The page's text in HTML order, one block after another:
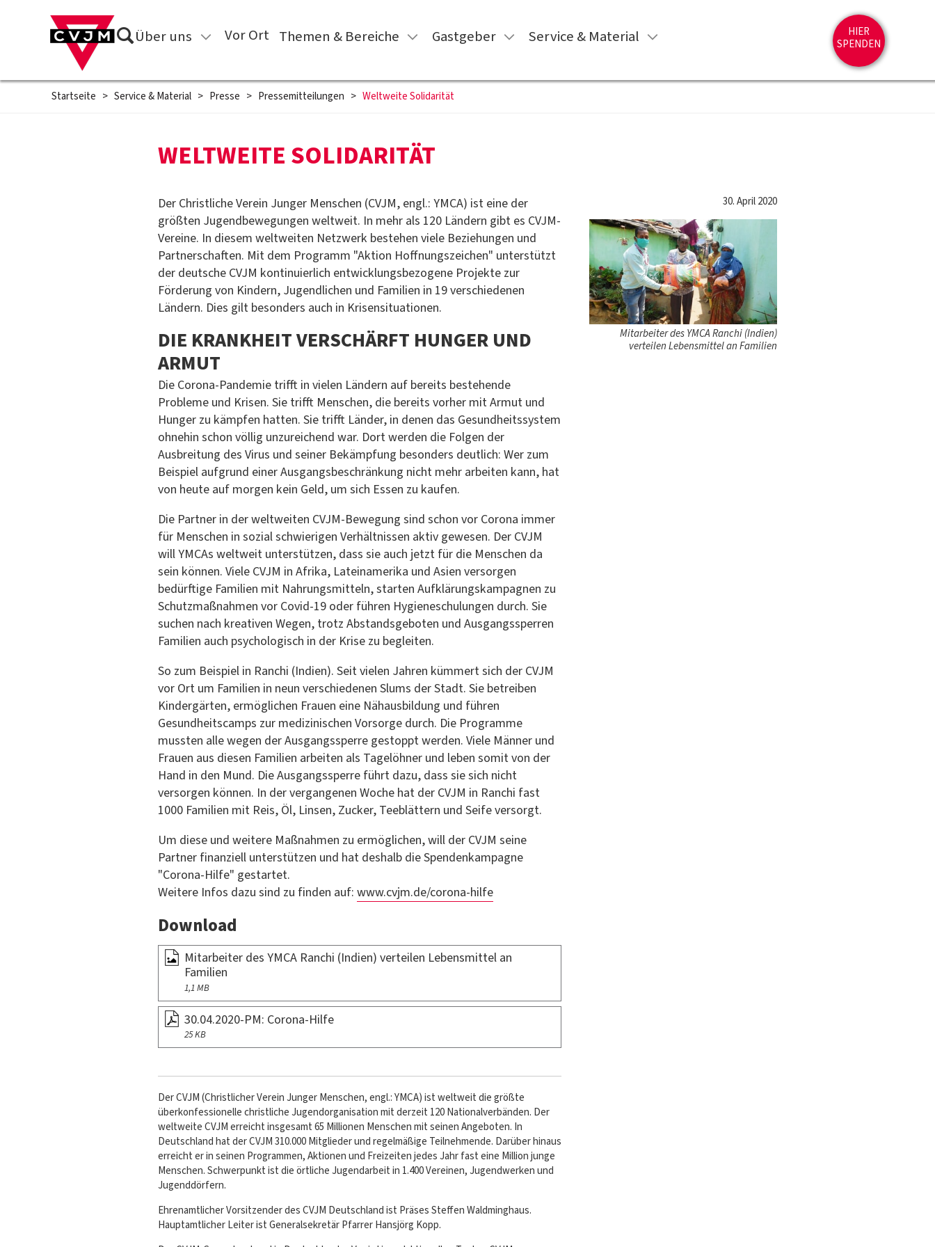
Direkt zum Inhalt springen
Suche
Über uns Vor Ort Themen & Bereiche Gastgeber Service & Material
HIER
SPENDEN
Startseite > Service & Material > Presse > Pressemitteilungen > Weltweite Solidarität
WELTWEITE SOLIDARITÄT
Der Christliche Verein Junger Menschen (CVJM, engl.: YMCA) ist eine der
größten Jugendbewegungen weltweit. In mehr als 120 Ländern gibt es CVJM-
Vereine. In diesem weltweiten Netzwerk bestehen viele Beziehungen und
Partnerschaften. Mit dem Programm "Aktion Hoffnungszeichen" unterstützt
der deutsche CVJM kontinuierlich entwicklungsbezogene Projekte zur
Förderung von Kindern, Jugendlichen und Familien in 19 verschiedenen
Ländern. Dies gilt besonders auch in Krisensituationen.
DIE KRANKHEIT VERSCHÄRFT HUNGER UND
ARMUT
Die Corona-Pandemie trifft in vielen Ländern auf bereits bestehende
Probleme und Krisen. Sie trifft Menschen, die bereits vorher mit Armut und
Hunger zu kämpfen hatten. Sie trifft Länder, in denen das Gesundheitssystem
ohnehin schon völlig unzureichend war. Dort werden die Folgen der
Ausbreitung des Virus und seiner Bekämpfung besonders deutlich: Wer zum
Beispiel aufgrund einer Ausgangsbeschränkung nicht mehr arbeiten kann, hat
von heute auf morgen kein Geld, um sich Essen zu kaufen.
Die Partner in der weltweiten CVJM-Bewegung sind schon vor Corona immer
für Menschen in sozial schwierigen Verhältnissen aktiv gewesen. Der CVJM
will YMCAs weltweit unterstützen, dass sie auch jetzt für die Menschen da
sein können. Viele CVJM in Afrika, Lateinamerika und Asien versorgen
bedürftige Familien mit Nahrungsmitteln, starten Aufklärungskampagnen zu
Schutzmaßnahmen vor Covid-19 oder führen Hygieneschulungen durch. Sie
suchen nach kreativen Wegen, trotz Abstandsgeboten und Ausgangssperren
Familien auch psychologisch in der Krise zu begleiten.
So zum Beispiel in Ranchi (Indien). Seit vielen Jahren kümmert sich der CVJM
vor Ort um Familien in neun verschiedenen Slums der Stadt. Sie betreiben
Kindergärten, ermöglichen Frauen eine Nähausbildung und führen
Gesundheitscamps zur medizinischen Vorsorge durch. Die Programme
mussten alle wegen der Ausgangssperre gestoppt werden. Viele Männer und
Frauen aus diesen Familien arbeiten als Tagelöhner und leben somit von der
Hand in den Mund. Die Ausgangssperre führt dazu, dass sie sich nicht
versorgen können. In der vergangenen Woche hat der CVJM in Ranchi fast
1000 Familien mit Reis, Öl, Linsen, Zucker, Teeblättern und Seife versorgt.
Um diese und weitere Maßnahmen zu ermöglichen, will der CVJM seine
Partner finanziell unterstützen und hat deshalb die Spendenkampagne
"Corona-Hilfe" gestartet.
Weitere Infos dazu sind zu finden auf: www.cvjm.de/corona-hilfe
Download
Mitarbeiter des YMCA Ranchi (Indien) verteilen Lebensmittel an
Familien
1,1 MB
30.04.2020-PM: Corona-Hilfe
25 KB
30. April 2020
Mitarbeiter des YMCA Ranchi (Indien)
verteilen Lebensmittel an Familien
Der CVJM (Christlicher Verein Junger Menschen, engl.: YMCA) ist weltweit die größte
überkonfessionelle christliche Jugendorganisation mit derzeit 120 Nationalverbänden. Der
weltweite CVJM erreicht insgesamt 65 Millionen Menschen mit seinen Angeboten. In
Deutschland hat der CVJM 310.000 Mitglieder und regelmäßige Teilnehmende. Darüber hinaus
erreicht er in seinen Programmen, Aktionen und Freizeiten jedes Jahr fast eine Million junge
Menschen. Schwerpunkt ist die örtliche Jugendarbeit in 1.400 Vereinen, Jugendwerken und
Jugenddörfern.
Ehrenamtlicher Vorsitzender des CVJM Deutschland ist Präses Steffen Waldminghaus.
Hauptamtlicher Leiter ist Generalsekretär Pfarrer Hansjörg Kopp.